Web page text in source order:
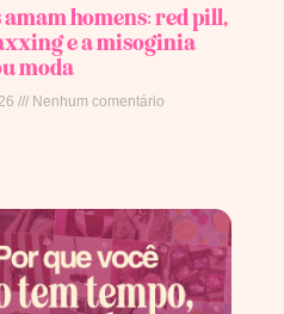
homens: red pill,
e a misoginia
moda
Nenhum comentário